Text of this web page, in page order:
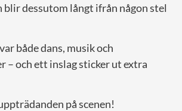
blir dessutom långt ifrån någon stel
både dans, musik och
och ett inslag sticker ut extra
på scenen!